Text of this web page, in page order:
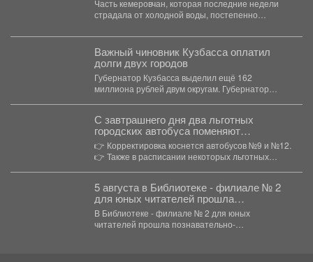
Часть кемеровчан, которая последние недели
страдала от холодной воды, постепенно
Важный чиновник Кузбасса оплатил
долги двух городов
Губернатор Кузбасса выделил ещё 162
миллиона рублей двум округам. Губернатор
С завтрашнего дня два льготных
городских автобуса поменяют
маршруты.
👉 Корректировка коснется автобусов №9 и №12.
👉 Также в расписании некоторых льготных
5 августа в Библиотеке - филиале № 2
для юных читателей прошла
познавательно-развлекательная
программа к Международному дню
светофора
В Библиотеке - филиале № 2 для юных
читателей прошла познавательно-